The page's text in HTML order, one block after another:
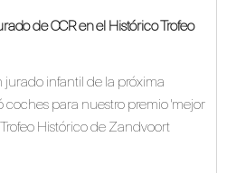
de CCR en el Histórico Trofeo
jurado infantil de la próxima
para nuestro premio 'mejor
Histórico de Zandvoort